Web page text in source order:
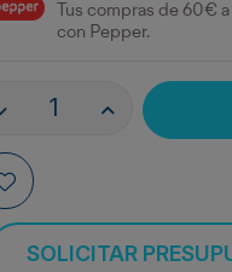
Tus compras de 60€
con Pepper.
SOLICITAR